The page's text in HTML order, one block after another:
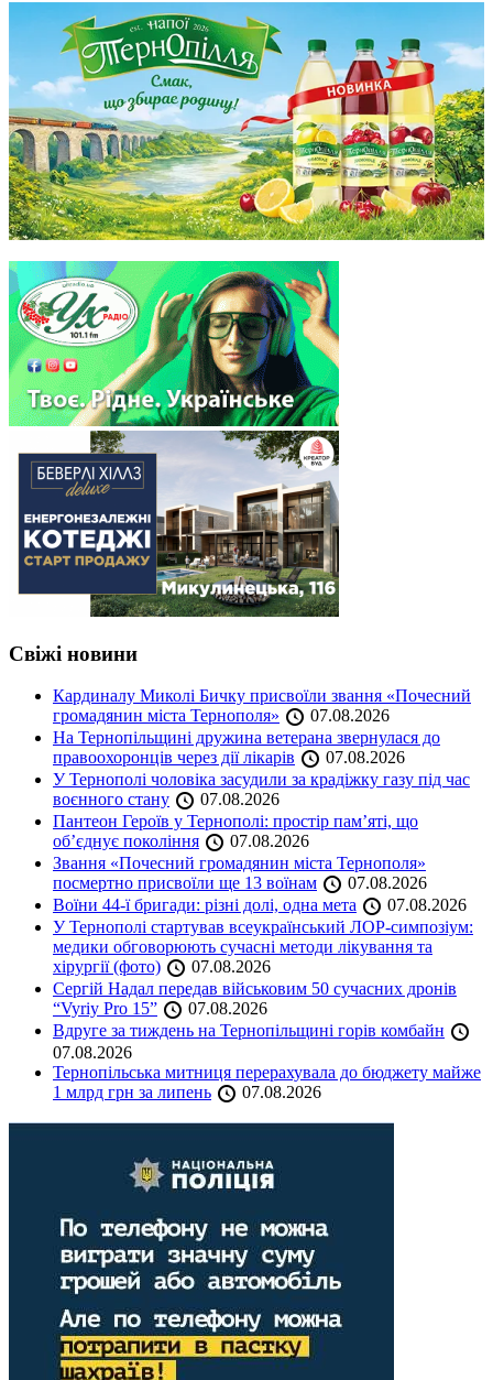
Свіжі новини
Кардиналу Миколі Бичку присвоїли звання «Почесний
громадянин міста Тернополя»
07.08.2026
На Тернопільщині дружина ветерана звернулася до
правоохоронців через дії лікарів
07.08.2026
У Тернополі чоловіка засудили за крадіжку газу під час
воєнного стану
07.08.2026
Пантеон Героїв у Тернополі: простір пам’яті, що
об’єднує покоління
07.08.2026
Звання «Почесний громадянин міста Тернополя»
посмертно присвоїли ще 13 воїнам
07.08.2026
Воїни 44-ї бригади: різні долі, одна мета
07.08.2026
У Тернополі стартував всеукраїнський ЛОР-симпозіум:
медики обговорюють сучасні методи лікування та
хірургії (фото)
07.08.2026
Сергій Надал передав військовим 50 сучасних дронів
“Vyriy Pro 15”
07.08.2026
Вдруге за тиждень на Тернопільщині горів комбайн
07.08.2026
Тернопільська митниця перерахувала до бюджету майже
1 млрд грн за липень
07.08.2026